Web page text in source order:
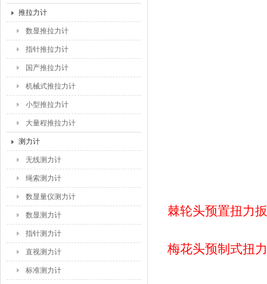
推拉力计
数显推拉力计
指针推拉力计
国产推拉力计
机械式推拉力计
小型推拉力计
大量程推拉力计
测力计
无线测力计
绳索测力计
数显量仪测力计
数显测力计
指针测力计
直视测力计
标准测力计
棘轮头预置扭力
梅花头预制式扭